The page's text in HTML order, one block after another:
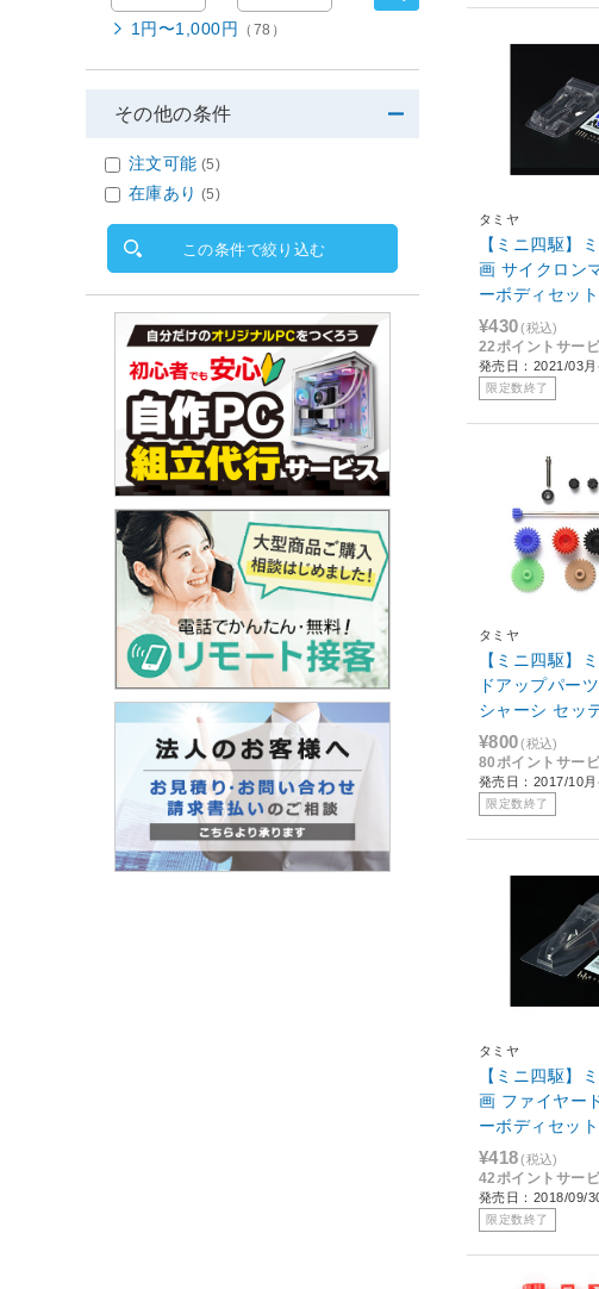
タミヤ
【ミニ四駆】
画 サイクロン
ーボディセット
¥430 (税込)
22ポイントサー
発売日：2021/03月
限定数終了
タミヤ
【ミニ四駆】
ドアップパー
シャーシ セッ
ット[15516]
¥800 (税込)
80ポイントサー
発売日：2017/10月
限定数終了
タミヤ
【ミニ四駆】
画 ファイヤー
ーボディセッ
406]
¥418 (税込)
42ポイントサー
発売日：2018/09/
限定数終了
1円〜1,000円 （78）
その他の条件
注文可能 (5)
在庫あり (5)
この条件で絞り込む